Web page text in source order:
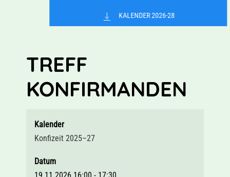
KALENDER 2026-28
TREFF
KONFIRMANDEN
Kalender
Konfizeit 2025–27
Datum